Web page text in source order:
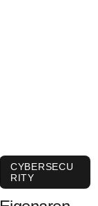
CYBERSECU
RITY